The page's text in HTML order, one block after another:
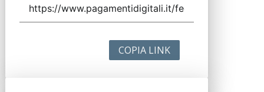
COPIA LINK